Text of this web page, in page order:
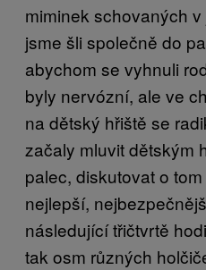
miminek schovaných
jsme šli společně do
abychom se vyhnuli
byly nervózní, ale ve
na dětský hřiště se
začaly mluvit dětským
palec, diskutovat o
nejlepší,
následující třičtvrtě
tak osm různých